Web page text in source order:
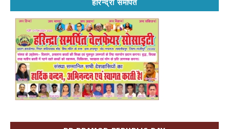
हरिन्द्रा समर्पित